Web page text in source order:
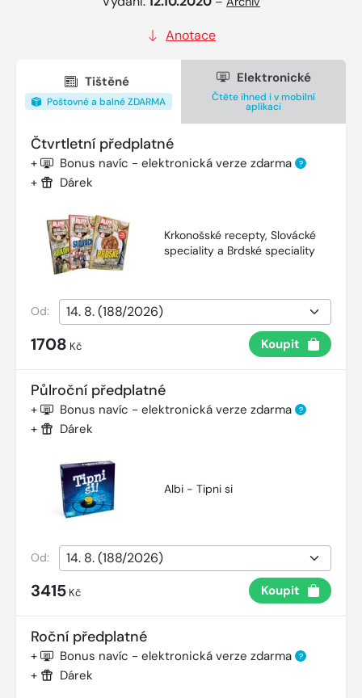
Anotace
Tištěné
Poštovné a balné ZDARMA
Elektronické
Čtěte ihned i v mobilní
aplikaci
Čtvrtletní předplatné
+ Bonus navíc - elektronická verze zdarma ?
+ Dárek
Krkonošské recepty, Slovácké
speciality a Brdské speciality
Od:
1708 Kč Koupit
Půlroční předplatné
+ Bonus navíc - elektronická verze zdarma ?
+ Dárek
Albi - Tipni si
Od:
3415 Kč Koupit
Roční předplatné
+ Bonus navíc - elektronická verze zdarma ?
+ Dárek